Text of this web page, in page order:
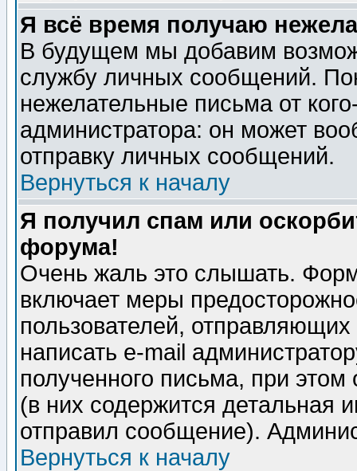
Я всё время получаю
В будущем мы добавим
службу личных сообщений.
нежелательные письма от
администратора: он может
отправку личных сообщений.
Вернуться к началу
Я получил спам или
форума!
Очень жаль это слышать.
включает меры
пользователей,
написать e-mail
полученного письма, при этом
(в них содержится детальная
отправил сообщение).
Вернуться к началу